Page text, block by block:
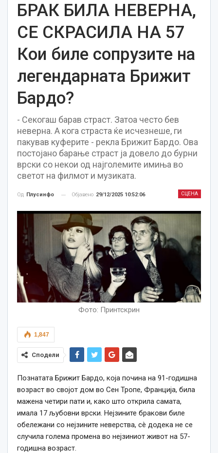
БРАК БИЛА НЕВЕРНА,
СЕ СКРАСИЛА НА 57
Кои биле сопрузите на
легендарната Брижит
Бардо?
- Секогаш барав страст. Затоа често бев
неверна. А кога страста ќе исчезнеше, ги
пакував куферите - рекла Брижит Бардо. Ова
постојано барање страст ја довело до бурни
врски со некои од најголемите имиња во
светот на филмот и музиката.
СЦЕНА
Од Плусинфо Објавено 29/12/2025 10:52:06
Фото: Принтскрин
1,847
Сподели
Познатата Брижит Бардо, која почина на 91-годишна
возраст во својот дом во Сен Тропе, Франција, била
мажена четири пати и, како што открила самата,
имала 17 љубовни врски. Нејзините бракови биле
обележани со нејзините неверства, сè додека не се
случила голема промена во нејзиниот живот на 57-
годишна возраст.